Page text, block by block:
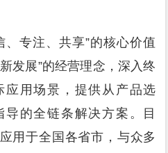
专注、共享”的核心价值
发展”的经营理念，深入终
应用场景，提供从产品选
的全链条解决方案。目
用于全国各省市，与众多